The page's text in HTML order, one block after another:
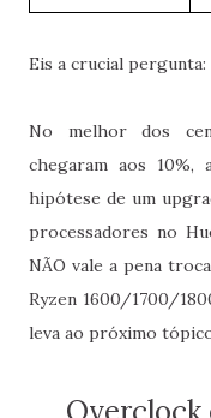
Eis a crucial
No melhor dos
chegaram aos 10%,
hipótese de um
processadores no
NÃO vale a pena
Ryzen 1600/1700/
leva ao próximo